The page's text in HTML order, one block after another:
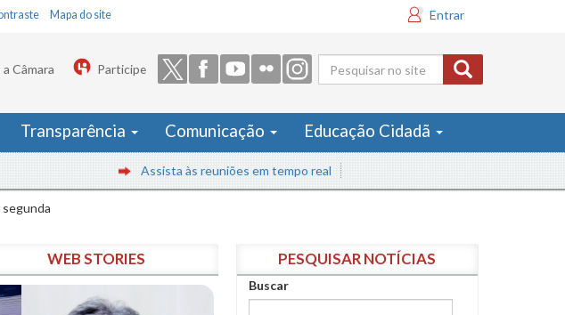
Mapa do site Entrar
Formulário
de busca
a Câmara Participe
Transparência Comunicação Educação Cidadã
Assista às reuniões em tempo real
WEB STORIES PESQUISAR NOTÍCIAS
Buscar